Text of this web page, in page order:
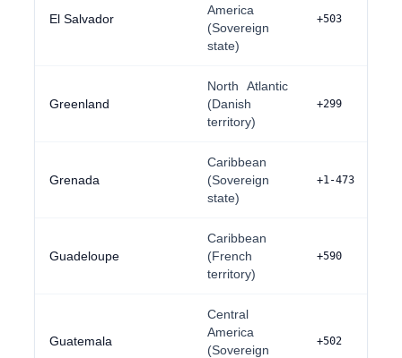
El Salvador
America
(Sovereign
state)
+503
Greenland
North Atlantic
(Danish
territory)
+299
Grenada
Caribbean
(Sovereign
state)
+1-473
Guadeloupe
Caribbean
(French
territory)
+590
Guatemala
Central
America
(Sovereign
+502